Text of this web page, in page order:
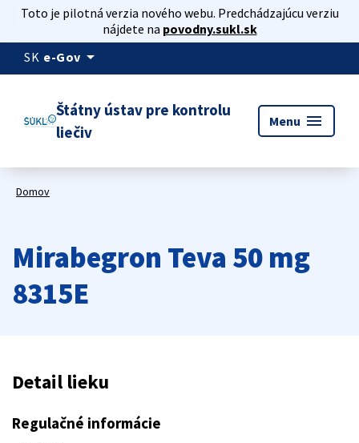
Toto je pilotná verzia nového webu. Predchádzajúcu verziu
nájdete na povodny.sukl.sk
SK e-Gov arrow_drop_down
Štátny ústav pre kontrolu
liečiv
Menu menu
Domov
Mirabegron Teva 50 mg
8315E
Detail lieku
Regulačné informácie